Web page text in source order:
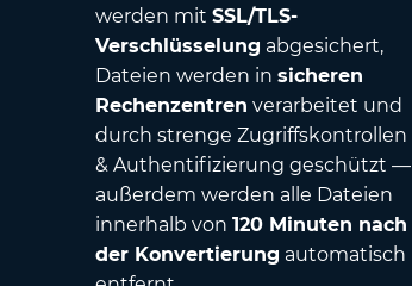
werden mit SSL/TLS-
Verschlüsselung abgesichert,
Dateien werden in sicheren
Rechenzentren verarbeitet und
durch strenge Zugriffskontrollen
& Authentifizierung geschützt —
außerdem werden alle Dateien
innerhalb von 120 Minuten nach
der Konvertierung automatisch